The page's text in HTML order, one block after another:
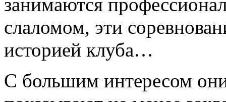
слаломом, эти
историей клуба…
С большим интересом